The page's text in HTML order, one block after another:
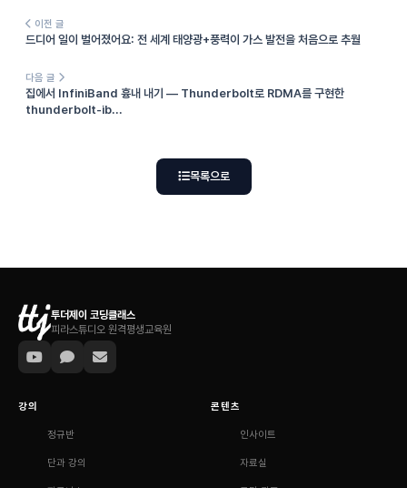
이전 글
드디어 일이 벌어졌어요: 전 세계 태양광+풍력이 가스 발전을 처음으로 추월
다음 글
집에서 InfiniBand 흉내 내기 — Thunderbolt로 RDMA를 구현한
thunderbolt-ib...
목록으로
투더제이 코딩클래스
피라스튜디오 원격평생교육원
강의
정규반
단과 강의
콘텐츠
인사이트
자료실